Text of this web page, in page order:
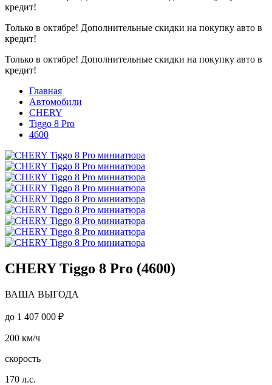
кредит!
Только в октябре! Дополнительные скидки на покупку авто в
кредит!
Только в октябре! Дополнительные скидки на покупку авто в
кредит!
Главная
Автомобили
CHERY
Tiggo 8 Pro
4600
CHERY Tiggo 8 Pro (4600)
ВАША ВЫГОДА
до 1 407 000 ₽
200 км/ч
скорость
170 л.с.